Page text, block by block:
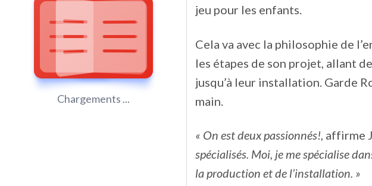
Chargements ...
jeu pour les enfants.
Cela va avec la philosophie de
les étapes de son projet, allant
jusqu’à leur installation. Garde
main.
« On est deux passionnés!, affirme
spécialisés. Moi, je me spécialise
la production et de l’installation. »